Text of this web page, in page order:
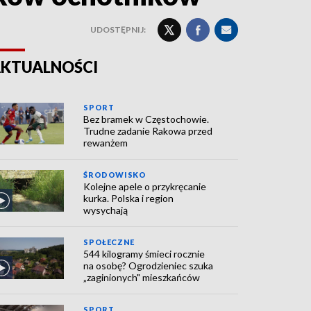
UDOSTĘPNIJ:
SPORT
Bez bramek w Częstochowie.
Trudne zadanie Rakowa przed
rewanżem
ŚRODOWISKO
Kolejne apele o przykręcanie
kurka. Polska i region
wysychają
SPOŁECZNE
544 kilogramy śmieci rocznie
na osobę? Ogrodzieniec szuka
„zaginionych" mieszkańców